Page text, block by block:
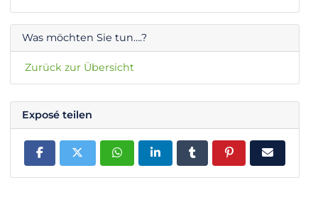
Was möchten Sie tun….?
Zurück zur Übersicht
Exposé teilen